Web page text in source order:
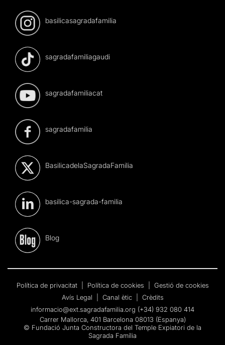
basilicasagradafamilia
sagradafamiliagaudi
sagradafamiliacat
sagradafamilia
BasilicadelaSagradaFamilia
basilica-sagrada-familia
Blog
Política de privacitat Política de cookies
Gestió de cookies
Avís Legal
Canal ètic
Crèdits
informacio@ext.sagradafamilia.org (+34) 932 080 414
Carrer Mallorca, 401 Barcelona 08013 (Espanya)
© Fundació Junta Constructora del Temple Expiatori de la
Sagrada Família